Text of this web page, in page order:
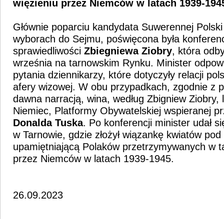
więzieniu przez Niemców w latach 1939-
Głównie poparciu kandydata Suwerennej
wyborach do Sejmu, poświęcona była
sprawiedliwości Zbiegniewa Ziobry, która
września na tarnowskim Rynku. Minister
pytania dziennikarzy, które dotyczyły relacji
afery wizowej. W obu przypadkach, zgodnie z
dawna narracją, wina, według Zbigniew Ziobry,
Niemiec, Platformy Obywatelskiej wspieranej
Donalda Tuska. Po konferencji minister udał
w Tarnowie, gdzie złożył wiązankę kwiatów
upamiętniającą Polaków przetrzymywanych w
przez Niemców w latach 1939-1945.
26.09.2023